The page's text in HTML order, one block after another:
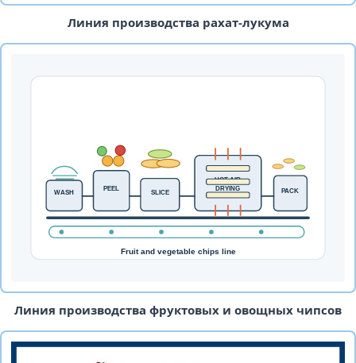
Линия производства рахат-лукума
Линия производства фруктовых и овощных чипсов